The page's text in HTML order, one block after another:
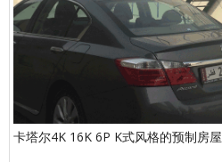
卡塔尔4K 16K 6P K式风格的预制房屋